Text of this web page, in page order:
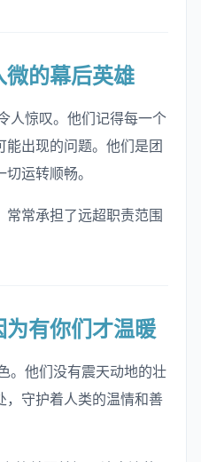
微的幕后英雄
人惊叹。他们记得每一个
能出现的问题。他们是团
运转顺畅。
常常承担了远超职责范围
有你们才温暖
。他们没有震天动地的壮
，守护着人类的温情和善